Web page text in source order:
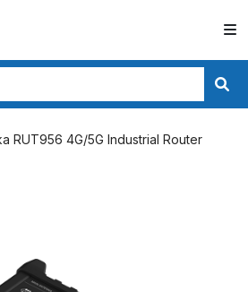
RUT956 4G/5G Industrial Router